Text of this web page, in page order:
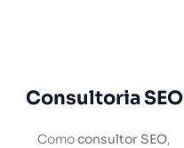
Consultoria SEO
Comoconsultor SEO,